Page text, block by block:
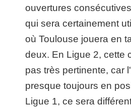
ouvertures
qui sera certainement
où Toulouse jouera en
deux. En Ligue 2, cette
pas très pertinente, car
presque toujours en
Ligue 1, ce sera